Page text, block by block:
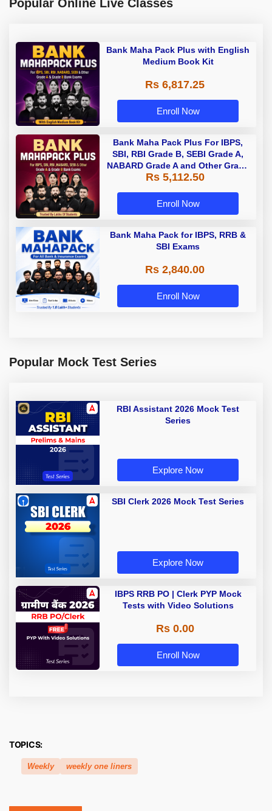
Popular Online Live Classes
Bank Maha Pack Plus with English
Medium Book Kit
Rs 6,817.25
Enroll Now
Bank Maha Pack Plus For IBPS,
SBI, RBI Grade B, SEBI Grade A,
NABARD Grade A and Other Grade
A & Grade B Bank Exams
Rs 5,112.50
Enroll Now
Bank Maha Pack for IBPS, RRB &
SBI Exams
Rs 2,840.00
Enroll Now
Popular Mock Test Series
RBI Assistant 2026 Mock Test
Series
Explore Now
SBI Clerk 2026 Mock Test Series
Explore Now
IBPS RRB PO | Clerk PYP Mock
Tests with Video Solutions
Rs 0.00
Enroll Now
TOPICS:
Weekly weekly one liners